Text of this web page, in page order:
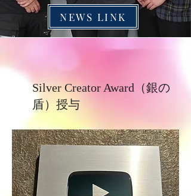
NEWS LINK
Silver Creator Award（銀の
盾）授与